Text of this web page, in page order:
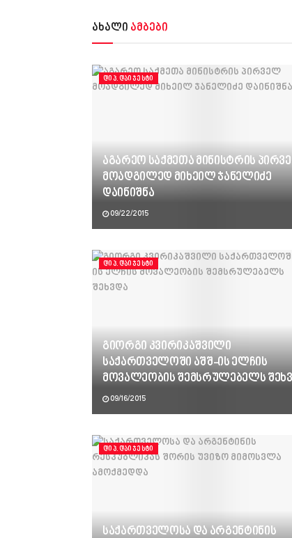
ახალი ამბები
ᲓᲘᲞ.ᲓᲐᲘᲯᲔᲡᲢᲘ
აგარეო საქმეთა მინისტრის
მოადგილედ მიხეილ ჯანელიძე
დაინიშნა
09/22/2015
ᲓᲘᲞ.ᲓᲐᲘᲯᲔᲡᲢᲘ
გიორგი კვირიკაშვილი
საქართველოში აშშ-ის ელჩის
მოვალეობის შემსრულებელს
09/16/2015
ᲓᲘᲞ.ᲓᲐᲘᲯᲔᲡᲢᲘ
საქართველოსა და არგენტინის